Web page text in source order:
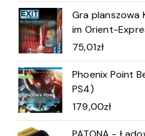
Gra planszowa
im Orient-
75,01zł
Phoenix Point
PS4)
179,00zł